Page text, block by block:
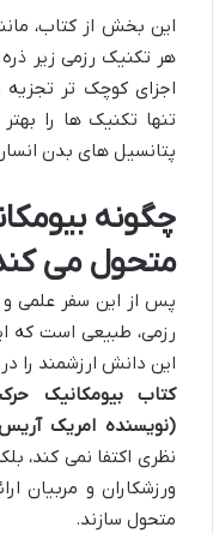
این بخش از کتاب،
هر تکنیک رزمی زیر
اجزای کوچک تر تجزیه
تنها تکنیک ها را
پتانسیل های بدن
چگونه
متحول می
پس از این سفر علمی و
رزمی، طبیعی است که
این دانش ارزشمند را
کتاب بیومکانیک
(نویسنده امریک
نظری اکتفا نمی کند،
ورزشکاران و مربیان
متحول سازند.